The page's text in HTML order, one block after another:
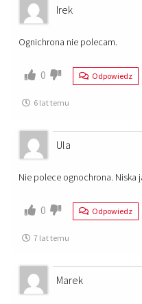
Irek
Ognichrona nie polecam.
0 Odpowiedz
6 lat temu
Ula
Nie polece ognochrona. Niska
0 Odpowiedz
7 lat temu
Marek